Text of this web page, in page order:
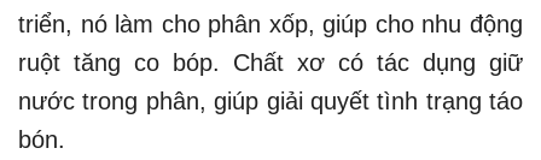
triển, nó làm cho phân xốp, giúp cho nhu động
ruột tăng co bóp. Chất xơ có tác dụng giữ
nước trong phân, giúp giải quyết tình trạng táo
bón.